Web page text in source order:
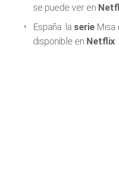
se puede ver en
España: la serie Misa
disponible en Netflix